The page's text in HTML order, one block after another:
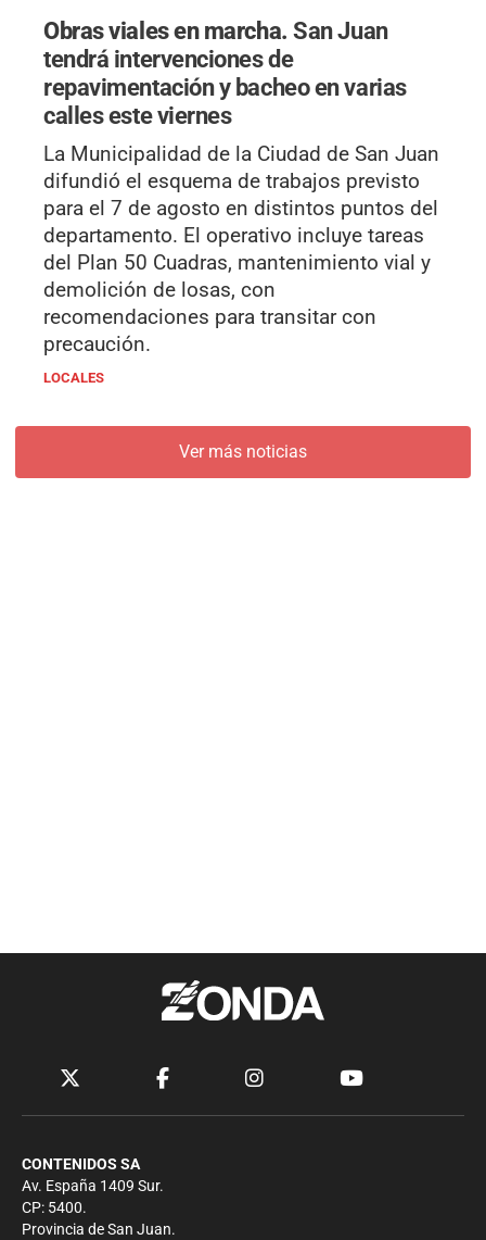
Obras viales en marcha.San Juan
tendrá intervenciones de
repavimentación y bacheo en varias
calles este viernes
La Municipalidad de la Ciudad de San Juan
difundió el esquema de trabajos previsto
para el 7 de agosto en distintos puntos del
departamento. El operativo incluye tareas
del Plan 50 Cuadras, mantenimiento vial y
demolición de losas, con
recomendaciones para transitar con
precaución.
LOCALES
Ver más noticias
CONTENIDOS SA
Av. España 1409 Sur.
CP: 5400.
Provincia de San Juan.